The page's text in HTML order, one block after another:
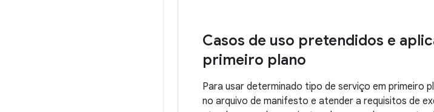
Casos de uso pretendidos e
primeiro plano
Para usar determinado tipo de serviço em primeiro
no arquivo de manifesto e atender a requisitos de